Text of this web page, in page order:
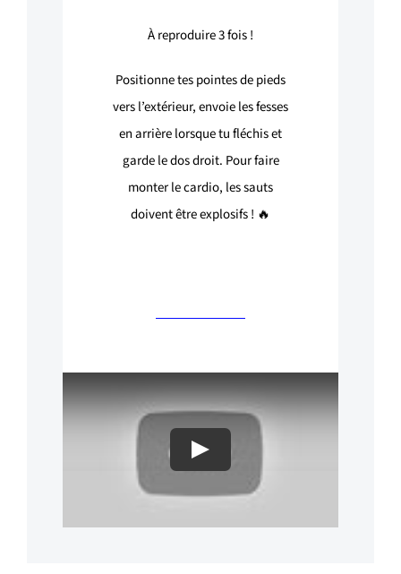
À reproduire 3 fois !
Positionne tes pointes de pieds
vers l’extérieur, envoie les fesses
en arrière lorsque tu fléchis et
garde le dos droit. Pour faire
monter le cardio, les sauts
doivent être explosifs ! 🔥
Play